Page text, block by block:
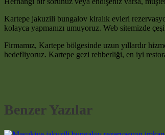
Kartepe jakuzili bungalov kiralık evleri
kolayca yapmanızı umuyoruz. Web sitemizde
Firmamız, Kartepe bölgesinde uzun yıllardır
hedefliyoruz. Kartepe gezi rehberliği, en iyi
Benzer Yazılar